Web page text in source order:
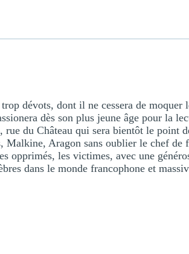
dévots, dont il ne cessera de moquer
dès son plus jeune âge pour la
rue du Château qui sera bientôt le point
Malkine, Aragon sans oublier le chef de
opprimés, les victimes, avec une
dans le monde francophone et